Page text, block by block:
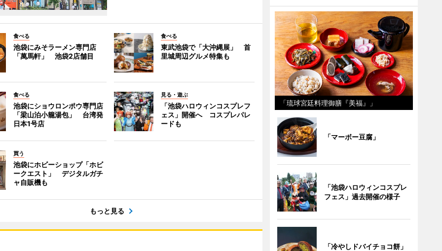
食べる
池袋にみそラーメン専門店
「萬馬軒」 池袋2店舗目
食べる
東武池袋で「大沖縄展」 首
里城周辺グルメ特集も
食べる
池袋にショウロンポウ専門店
「梁山泊小籠湯包」 台湾発
日本1号店
見る・遊ぶ
「池袋ハロウィンコスプレフ
ェス」開催へ コスプレパレ
ードも
買う
池袋にホビーショップ「ホビ
ークエスト」 デジタルガチ
ャ自販機も
もっと見る
「琉球宮廷料理御膳『美福』」
「マーボー豆腐」
「池袋ハロウィンコスプレ
フェス」過去開催の様子
「冷やしドバイチョコ餅」